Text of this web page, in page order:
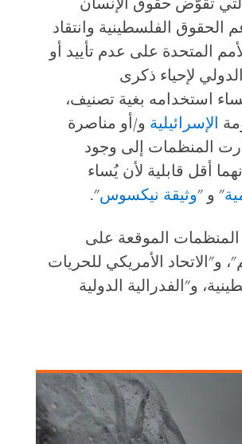
الحقوق الفلسطينية وانتقاد
المتحدة على عدم تأييد أو
لإحياء ذكرى
استخدامه بغية تصنيف،
الإسرائيلية و/أو مناصرة
المنظمات إلى وجود
أقل قابلية لأن يُساء
" و "وثيقة نيكسوس".
الموقعة على
و"الاتحاد الأمريكي للحريات
و"الفدرالية الدولية